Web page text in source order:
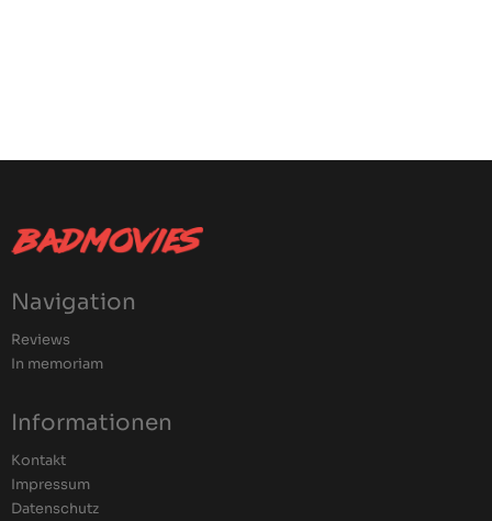
Navigation
Reviews
In memoriam
Informationen
Kontakt
Impressum
Datenschutz